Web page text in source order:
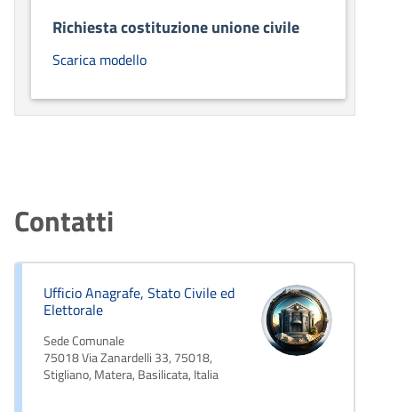
Richiesta costituzione unione civile
Scarica modello
Contatti
Ufficio Anagrafe, Stato Civile ed
Elettorale
Sede Comunale
75018 Via Zanardelli 33, 75018,
Stigliano, Matera, Basilicata, Italia